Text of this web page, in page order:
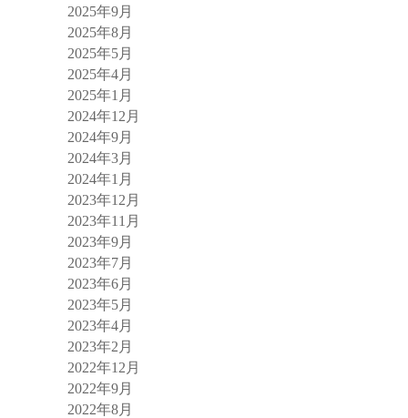
2025年9月
2025年8月
2025年5月
2025年4月
2025年1月
2024年12月
2024年9月
2024年3月
2024年1月
2023年12月
2023年11月
2023年9月
2023年7月
2023年6月
2023年5月
2023年4月
2023年2月
2022年12月
2022年9月
2022年8月